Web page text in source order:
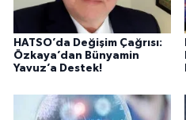
HATSO’da Değişim Çağrısı:
Özkaya’dan Bünyamin
Yavuz’a Destek!